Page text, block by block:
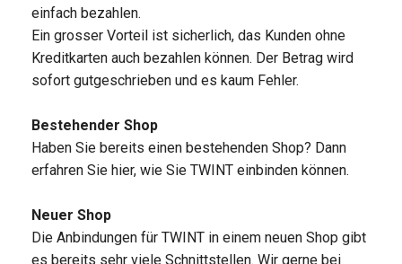
einfach bezahlen.
Ein grosser Vorteil ist sicherlich, das Kunden ohne
Kreditkarten auch bezahlen können. Der Betrag wird
sofort gutgeschrieben und es kaum Fehler.
Bestehender Shop
Haben Sie bereits einen bestehenden Shop? Dann
erfahren Sie hier, wie Sie TWINT einbinden können.
Neuer Shop
Die Anbindungen für TWINT in einem neuen Shop gibt
es bereits sehr viele Schnittstellen. Wir gerne bei